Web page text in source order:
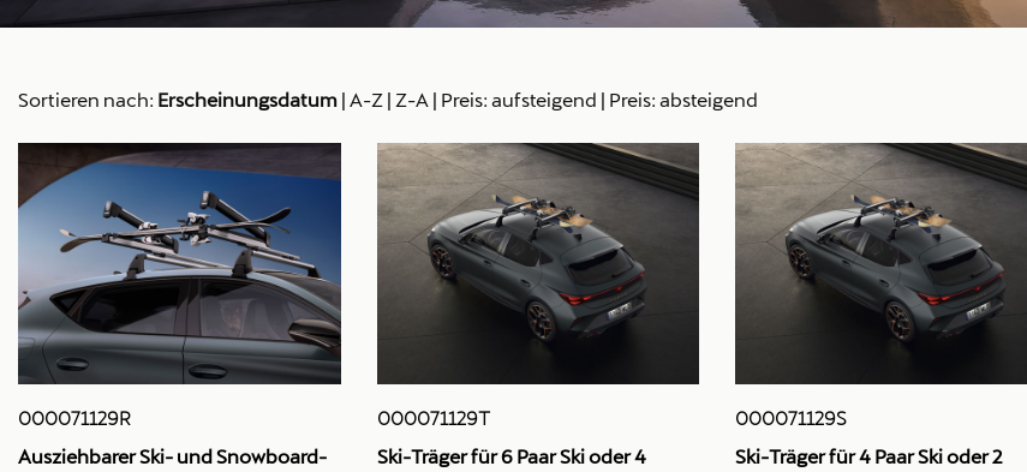
Sortieren nach: Erscheinungsdatum | A-Z | Z-A | Preis: aufsteigend | Preis: absteigend
000071129R
Ausziehbarer Ski- und Snowboard-
000071129T
Ski-Träger für 6 Paar Ski oder 4
000071129S
Ski-Träger für 4 Paar Ski oder 2